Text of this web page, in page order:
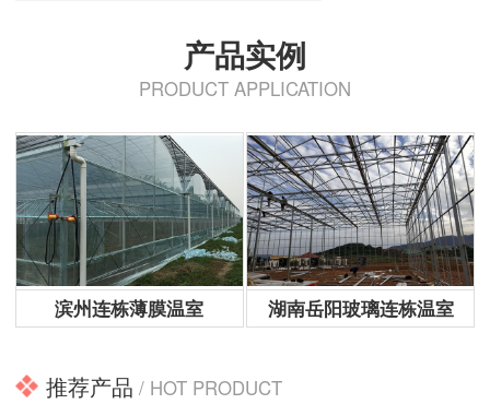
产品实例
PRODUCT APPLICATION
滨州连栋薄膜温室
滨州连栋薄膜温室
湖南岳阳玻璃连栋温室
推荐产品 / HOT PRODUCT